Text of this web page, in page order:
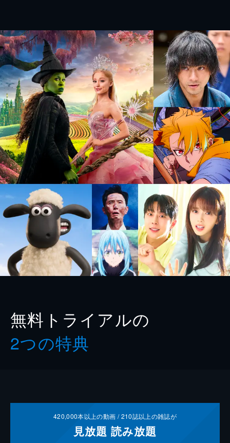
無料トライアルの
2つの特典
420,000本以上の動画 /210誌以上の雑誌が
見放題 読み放題